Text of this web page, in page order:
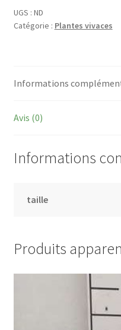
'Pumila'
UGS : ND
Catégorie : Plantes vivaces
Informations
Avis (0)
Informations
taille
Produits